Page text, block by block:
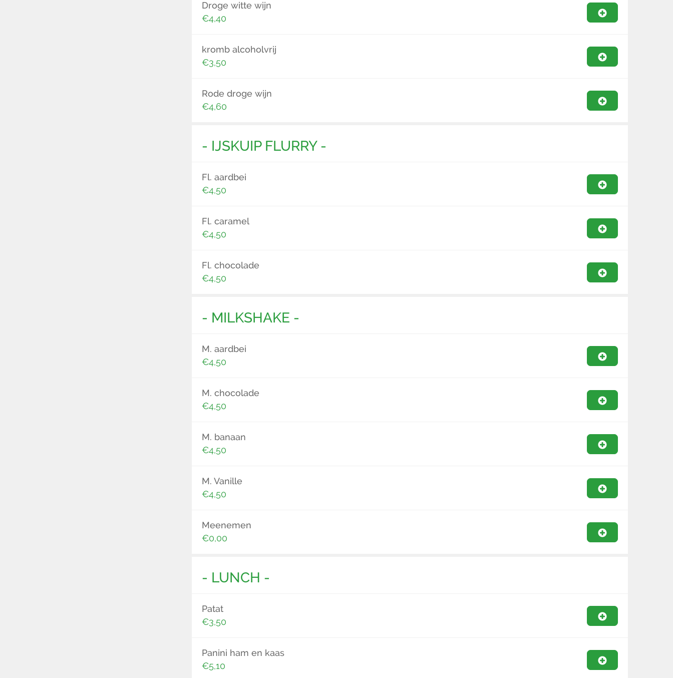
Droge witte wijn
€4,40
kromb alcoholvrij
€3,50
Rode droge wijn
€4,60
- IJSKUIP FLURRY -
Fl. aardbei
€4,50
Fl. caramel
€4,50
Fl. chocolade
€4,50
- MILKSHAKE -
M. aardbei
€4,50
M. chocolade
€4,50
M. banaan
€4,50
M. Vanille
€4,50
Meenemen
€0,00
- LUNCH -
Patat
€3,50
Panini ham en kaas
€5,10